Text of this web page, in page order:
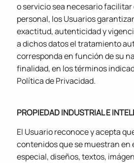
o servicio sea necesario
personal, los Usuarios
exactitud, autenticidad y
a dichos datos el tratamiento
corresponda en función de su
finalidad, en los términos
Política de Privacidad.
PROPIEDAD INDUSTRIAL E
El Usuario reconoce y acepta
contenidos que se muestran en
especial, diseños, textos,